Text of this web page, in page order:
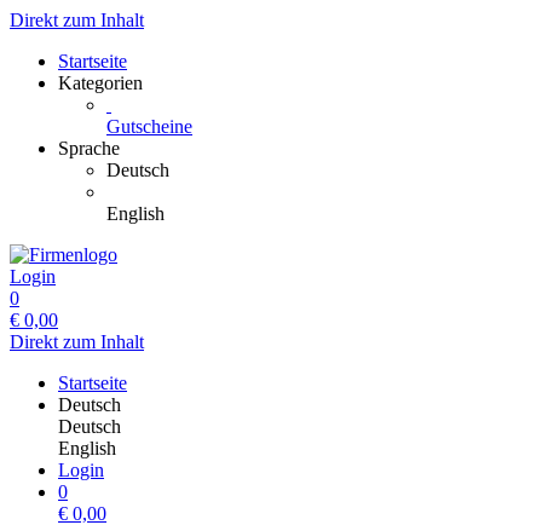
Direkt zum Inhalt
Startseite
Kategorien
Gutscheine
Sprache
Deutsch
English
Login
0
€ 0,00
Direkt zum Inhalt
Startseite
Deutsch
Deutsch
English
Login
0
€ 0,00